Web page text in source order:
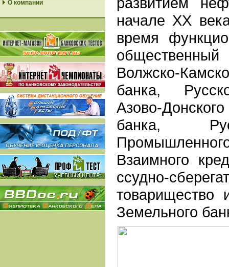
О компании
начале XX
время
Волжско-
банка,
Азово-
банка,
Взаимного
ссудно-
товарищество
Земельного